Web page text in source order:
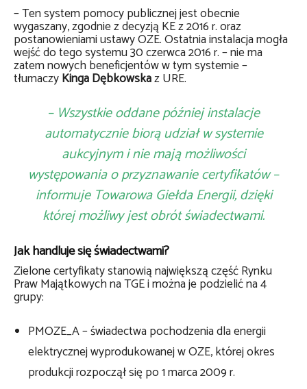
– Ten system pomocy publicznej jest obecnie
wygaszany, zgodnie z decyzją KE z 2016 r. oraz
postanowieniami ustawy OZE. Ostatnia instalacja mogła
wejść do tego systemu 30 czerwca 2016 r. – nie ma
zatem nowych beneficjentów w tym systemie –
tłumaczyKinga Dębkowskaz URE.
– Wszystkie oddane później instalacje
automatycznie biorą udział w systemie
aukcyjnym i nie mają możliwości
występowania o przyznawanie certyfikatów –
informuje Towarowa Giełda Energii, dzięki
której możliwy jest obrót świadectwami.
Jak handluje się świadectwami?
Zielone certyfikaty stanowią największą część Rynku
Praw Majątkowych na TGE i można je podzielić na 4
grupy:
PMOZE_A – świadectwa pochodzenia dla energii
elektrycznej wyprodukowanej w OZE, której okres
produkcji rozpoczął się po 1 marca 2009 r.